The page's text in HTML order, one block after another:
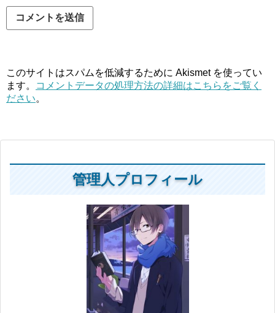
このサイトはスパムを低減するために Akismet を使ってい
ます。
コメントデータの処理方法の詳細はこちらをご覧く
ださい。
管理人プロフィール